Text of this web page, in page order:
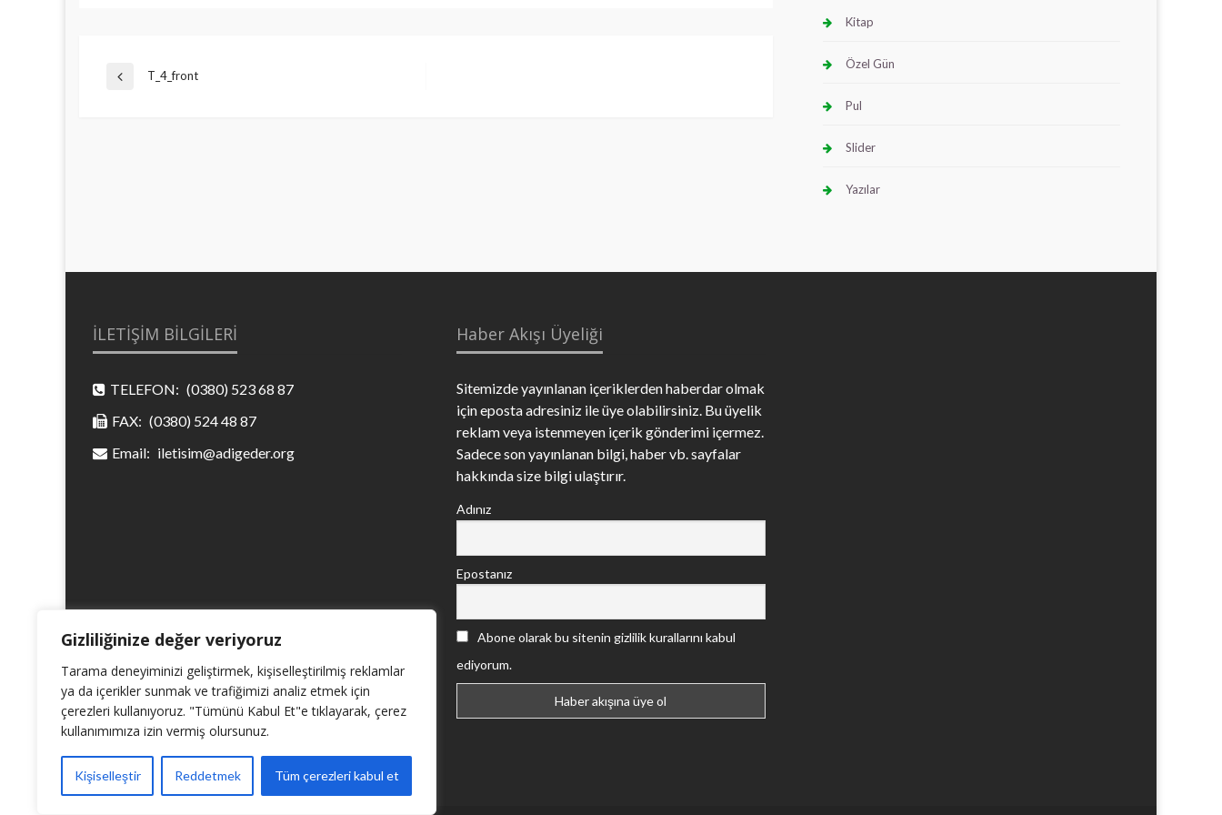
Gizliliğinize değer veriyoruz
Tarama deneyiminizi geliştirmek, kişiselleştirilmiş reklamlar
ya da içerikler sunmak ve trafiğimizi analiz etmek için
çerezleri kullanıyoruz. "Tümünü Kabul Et"e tıklayarak, çerez
kullanımımıza izin vermiş olursunuz.
Kişiselleştir Reddetmek Tüm çerezleri kabul et
Yazı
PreviousT_4_front
Kitap
Özel Gün
Pul
Slider
Yazılar
İLETİŞİM BİLGİLERİ
TELEFON: (0380) 523 68 87
FAX: (0380) 524 48 87
Email: iletisim@adigeder.org
Haber Akışı Üyeliği
Sitemizde yayınlanan içeriklerden haberdar olmak
için eposta adresiniz ile üye olabilirsiniz. Bu üyelik
reklam veya istenmeyen içerik gönderimi içermez.
Sadece son yayınlanan bilgi, haber vb. sayfalar
hakkında size bilgi ulaştırır.
Adınız
Epostanız
Abone olarak bu sitenin gizlilik kurallarını kabul
ediyorum.